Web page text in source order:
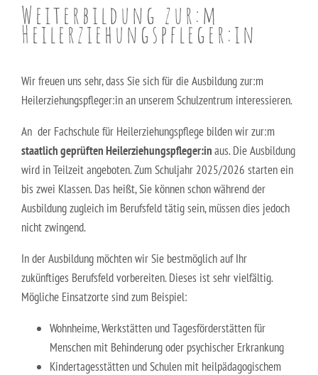
Weiterbildung zur:m
Heilerziehungspfleger:in
Wir freuen uns sehr, dass Sie sich für die Ausbildung zur:m
Heilerziehungspfleger:in an unserem Schulzentrum interessieren.
An der Fachschule für Heilerziehungspflege bilden wir zur:m
staatlich geprüften Heilerziehungspfleger:inaus. Die Ausbildung
wird in Teilzeit angeboten. Zum Schuljahr 2025/2026 starten ein
bis zwei Klassen. Das heißt, Sie können schon während der
Ausbildung zugleich im Berufsfeld tätig sein, müssen dies jedoch
nicht zwingend.
In der Ausbildung möchten wir Sie bestmöglich auf Ihr
zukünftiges Berufsfeld vorbereiten. Dieses ist sehr vielfältig.
Mögliche Einsatzorte sind zum Beispiel:
Wohnheime, Werkstätten und Tagesförderstätten für
Menschen mit Behinderung oder psychischer Erkrankung
Kindertagesstätten und Schulen mit heilpädagogischem
Berufsfachschule für Hauswirtschaft und Soziales
Berufsfachschule für Kinderpflege
Berufsfachschule für Pflegeassistenz –
Heilerziehungspflege/Altenpflege
Berufsfachschule für Sozialpädagogische Assistenz
(Vollzeit)
Berufsfachschule für Sozialpädagogische Assistenz
(Teilzeit)
Fachoberschule für Gesundheit und Soziales
Fachschule für Heilerziehungspflege
Erzieher:in
Staatliche Anerkennung als Erzieher:in
Schulsozialarbeit